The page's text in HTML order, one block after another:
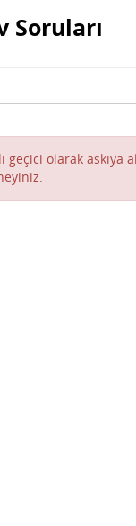
Soruları
geçici olarak askıya